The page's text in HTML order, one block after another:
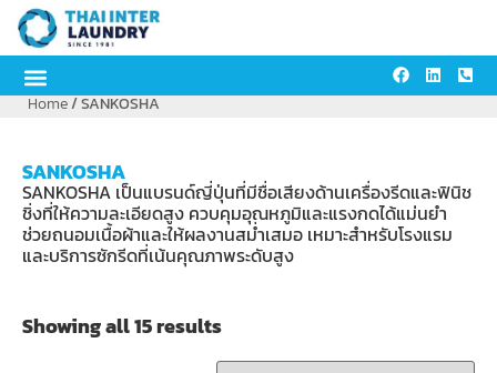
Home/ SANKOSHA
SANKOSHA
SANKOSHA เป็นแบรนด์ญี่ปุ่นที่มีชื่อเสียงด้านเครื่องรีดและฟินิช
ชิ่งที่ให้ความละเอียดสูง ควบคุมอุณหภูมิและแรงกดได้แม่นยำ
ช่วยถนอมเนื้อผ้าและให้ผลงานสม่ำเสมอ เหมาะสำหรับโรงแรม
และบริการซักรีดที่เน้นคุณภาพระดับสูง
Showing all 15 results